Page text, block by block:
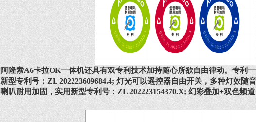
阿隆索A6卡拉OK一体机还具有双专利技术加持随心所欲自由律动。专利
新型专利号：ZL 202223609684.4; 灯光可以遥控器自由开关，多种灯效随
喇叭耐用加固，实用新型专利号：ZL 202223154370.X; 幻彩叠加+双色频